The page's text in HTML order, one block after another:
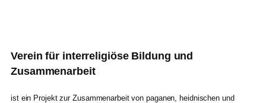
Verein für interreligiöse Bildung und
Zusammenarbeit
ist ein Projekt zur Zusammenarbeit von paganen, heidnischen und